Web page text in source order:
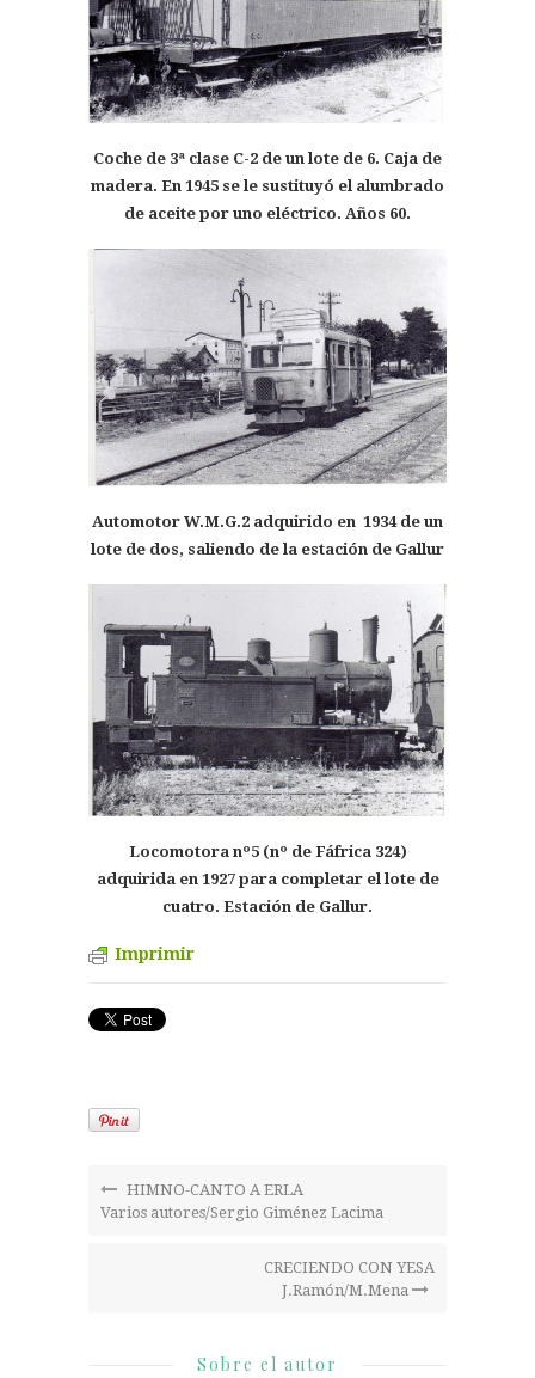
Coche de 3ª clase C-2 de un lote de 6. Caja de
madera. En 1945 se le sustituyó el alumbrado
de aceite por uno eléctrico. Años 60.
Automotor W.M.G.2 adquirido en 1934 de un
lote de dos, saliendo de la estación de Gallur
Locomotora nº5 (nº de Fáfrica 324)
adquirida en 1927 para completar el lote de
cuatro. Estación de Gallur.
Imprimir
HIMNO-CANTO A ERLA
Varios autores/Sergio Giménez Lacima
CRECIENDO CON YESA
J.Ramón/M.Mena
Sobre el autor